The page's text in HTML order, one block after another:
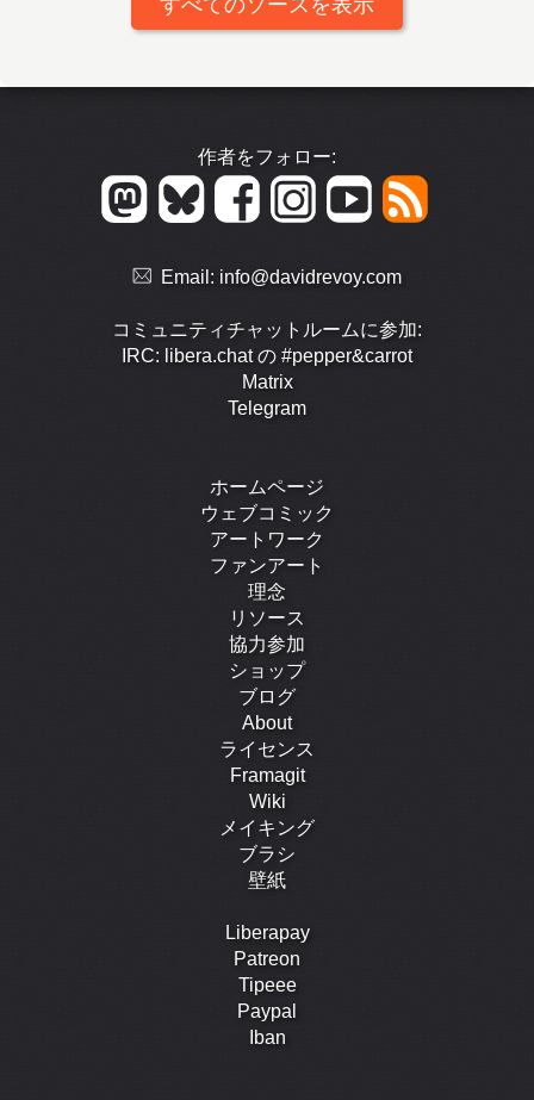
作者をフォロー:
Email: info@davidrevoy.com
コミュニティチャットルームに参加:
IRC: libera.chat の #pepper&carrot
Matrix
Telegram
ホームページ
ウェブコミック
アートワーク
ファンアート
理念
リソース
協力参加
ショップ
ブログ
About
ライセンス
Framagit
Wiki
メイキング
ブラシ
壁紙
Liberapay
Patreon
Tipeee
Paypal
Iban